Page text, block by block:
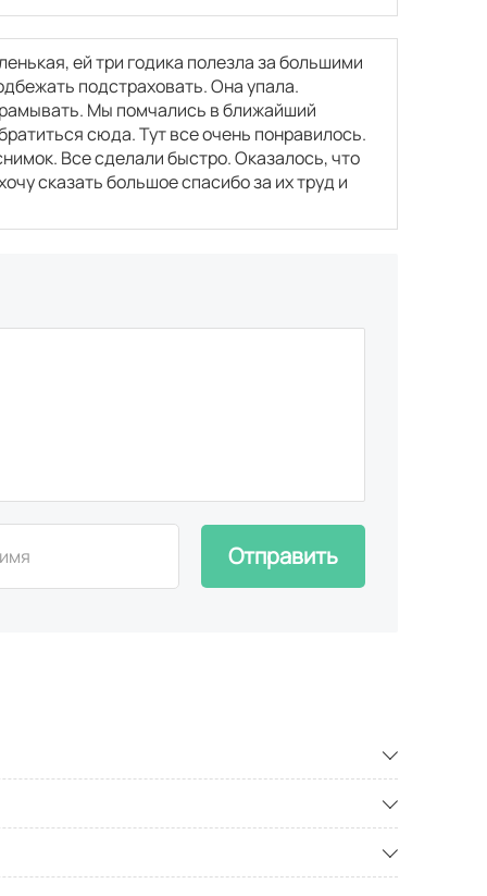
ей три годика полезла за большими
подстраховать. Она упала.
Мы помчались в ближайший
сюда. Тут все очень понравилось.
Все сделали быстро. Оказалось, что
сказать большое спасибо за их труд и
Отправить